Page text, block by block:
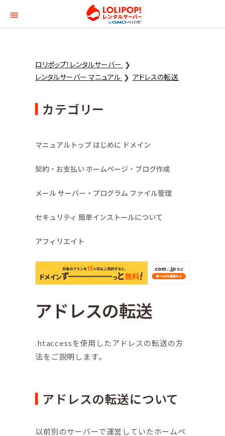
ロリポップ！レンタル
ロリポップ！レンタルサーバー
レンタルサーバー マニュアル
アドレスの転送
カテゴリー
マニュアルトップ はじめに ドメイン
契約・お支払い ホームページ・ブログ作成
メールサーバー・プログラム ファイル管理
セキュリティ 簡単インストールについて
アフィリエイト
アドレスの転送
.htaccessを使用したアドレスの転送の方
法をご説明します。
アドレスの転送について
以前別のサーバーで運営していたホームペ